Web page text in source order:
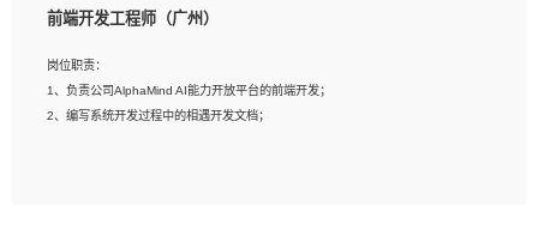
8、有良好的文档编写能力和沟通能力，有RHCE证书优先
岗位要求：
2、熟悉产品及需求规划工具，如:Axure、Xmind、MS Project等；
3、具备良好的交流协调能力，有较强的责任感、工作积极主动；
4、有较强的系统需求分析、文档编写能力、沟通能力；
前端开发工程师（广州）
岗位职责：
1、负责公司AlphaMind AI能力开放平台的前端开发；
2、编写系统开发过程中的相遇开发文档；